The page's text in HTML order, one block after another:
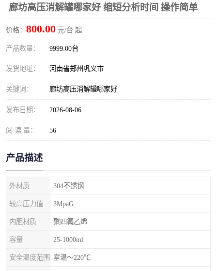
廊坊高压消解罐哪家好 缩短分析时间 操作简单
价格： 800.00 元/台 起
产品数量： 9999.00台
发货地址： 河南省郑州巩义市
关键词： 廊坊高压消解罐哪家好
发布日期： 2026-08-06
阅 读 量： 56
产品描述
外材质 304不锈钢
较高压力值 3MpaG
内胆材质 聚四氟乙烯
容量 25-1000ml
安全温度范围 室温～220℃